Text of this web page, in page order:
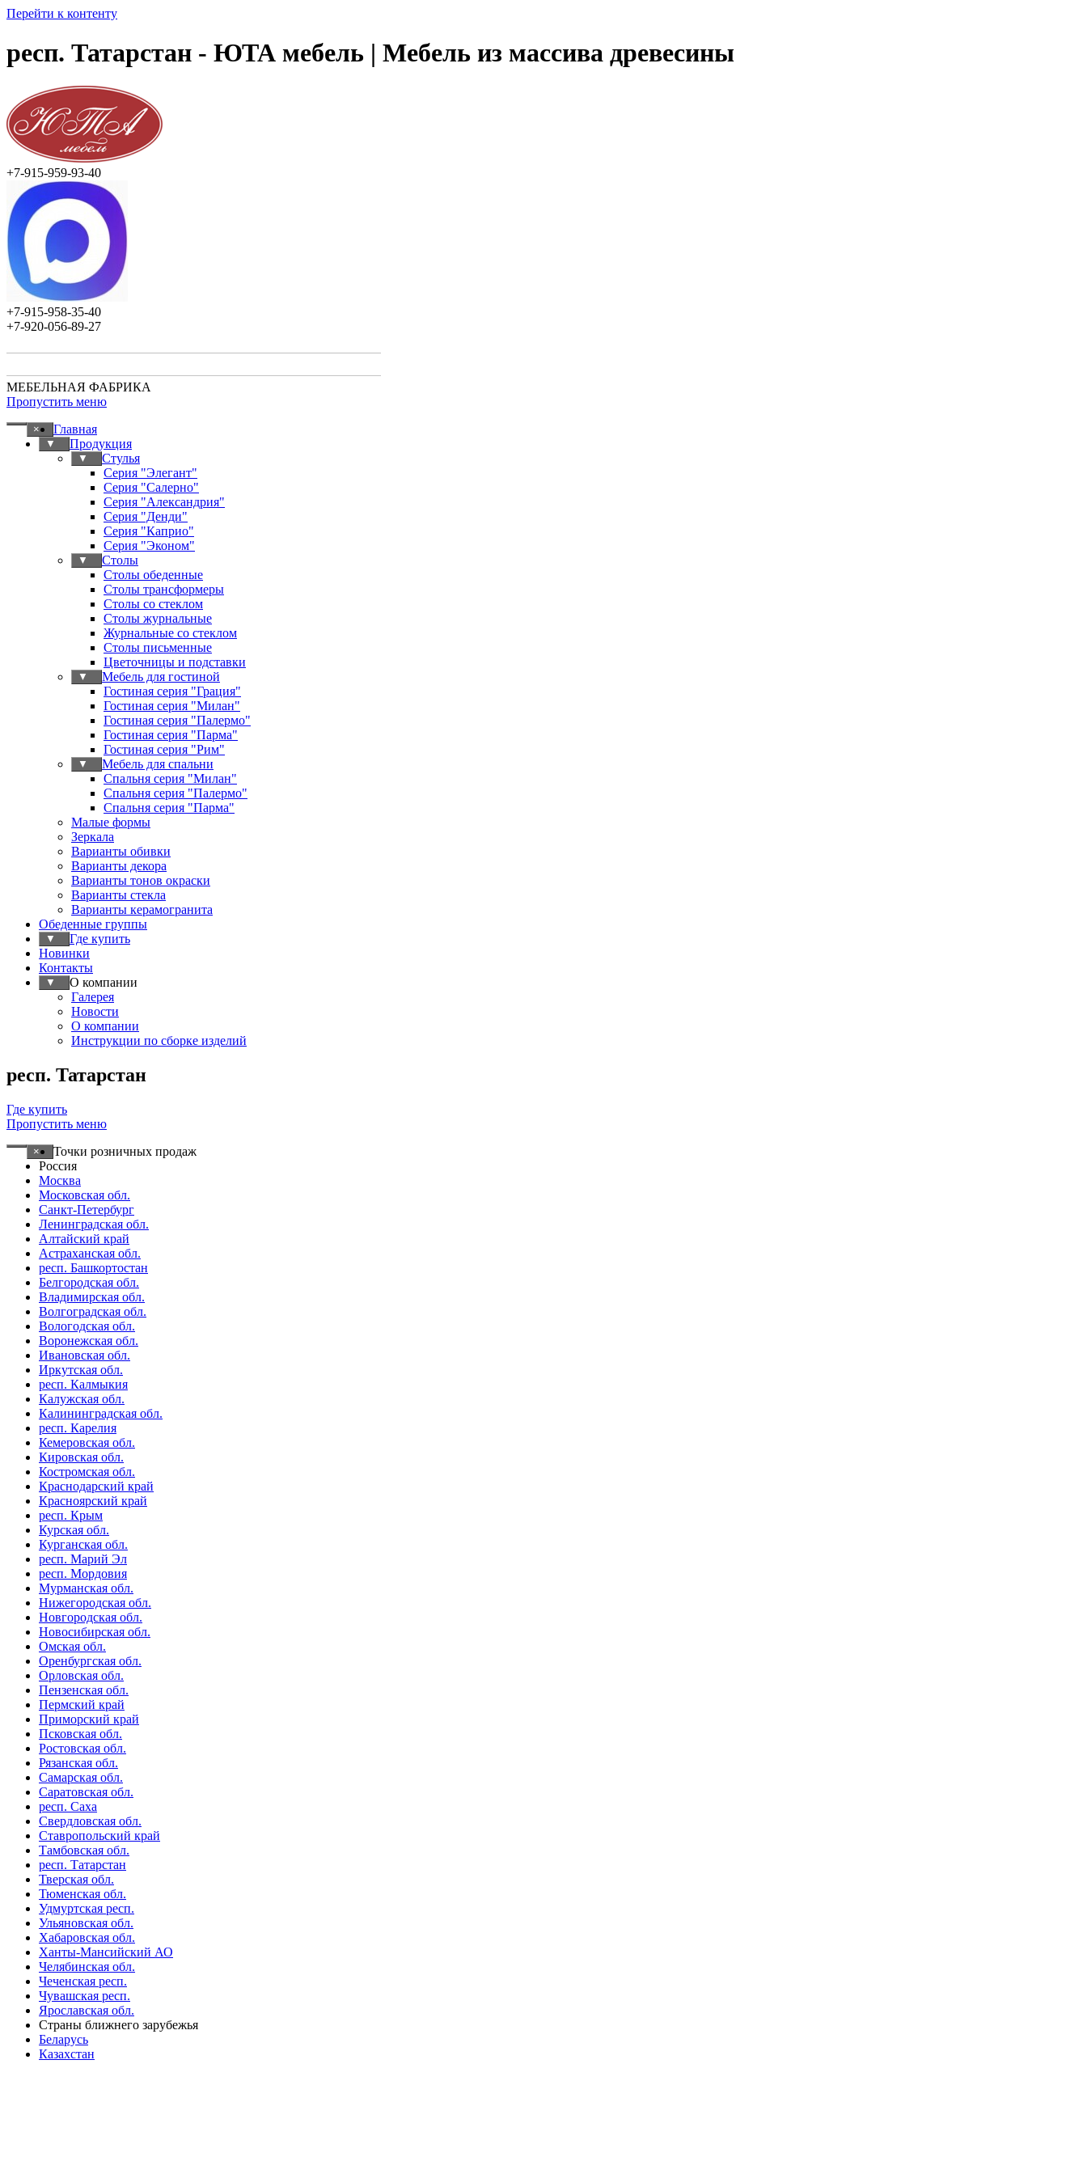
Перейти к контенту
респ. Татарстан - ЮТА мебель | Мебель из массива древесины
+7-915-959-93-40
+7-915-958-35-40
+7-920-056-89-27
МЕБЕЛЬНАЯ ФАБРИКА
Пропустить меню
×
Главная
Продукция
▼
Стулья
▼
Серия "Элегант"
Серия "Салерно"
Серия "Александрия"
Серия "Денди"
Серия "Каприо"
Серия "Эконом"
Столы
▼
Столы обеденные
Столы трансформеры
Столы со стеклом
Столы журнальные
Журнальные со стеклом
Столы письменные
Цветочницы и подставки
Мебель для гостиной
▼
Гостиная серия "Грация"
Гостиная серия "Милан"
Гостиная серия "Палермо"
Гостиная серия "Парма"
Гостиная серия "Рим"
Мебель для спальни
▼
Спальня серия "Милан"
Спальня серия "Палермо"
Спальня серия "Парма"
Малые формы
Зеркала
Варианты обивки
Варианты декора
Варианты тонов окраски
Варианты стекла
Варианты керамогранита
Обеденные группы
Где купить
▼
Новинки
Контакты
О компании
▼
Галерея
Новости
О компании
Инструкции по сборке изделий
респ. Татарстан
Где купить
Пропустить меню
×
Точки розничных продаж
Россия
Москва
Московская обл.
Санкт-Петербург
Ленинградская обл.
Алтайский край
Астраханская обл.
респ. Башкортостан
Белгородская обл.
Владимирская обл.
Волгоградская обл.
Вологодская обл.
Воронежская обл.
Ивановская обл.
Иркутская обл.
респ. Калмыкия
Калужская обл.
Калининградская обл.
респ. Карелия
Кемеровская обл.
Кировская обл.
Костромская обл.
Краснодарский край
Красноярский край
респ. Крым
Курская обл.
Курганская обл.
респ. Марий Эл
респ. Мордовия
Мурманская обл.
Нижегородская обл.
Новгородская обл.
Новосибирская обл.
Омская обл.
Оренбургская обл.
Орловская обл.
Пензенская обл.
Пермский край
Приморский край
Псковская обл.
Ростовская обл.
Рязанская обл.
Самарская обл.
Саратовская обл.
респ. Саха
Свердловская обл.
Ставропольский край
Тамбовская обл.
респ. Татарстан
Тверская обл.
Тюменская обл.
Удмуртская респ.
Ульяновская обл.
Хабаровская обл.
Ханты-Мансийский АО
Челябинская обл.
Чеченская респ.
Чувашская респ.
Ярославская обл.
Страны ближнего зарубежья
Беларусь
Казахстан